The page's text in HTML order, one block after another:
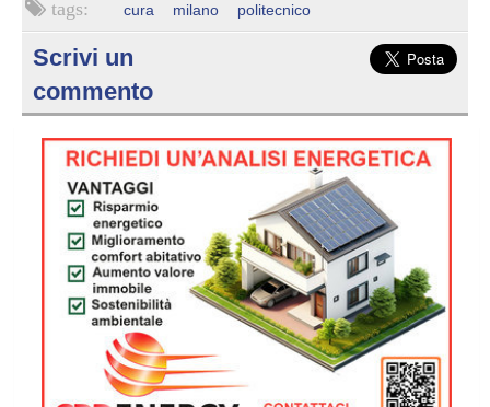
cura milano politecnico
Scrivi un
commento